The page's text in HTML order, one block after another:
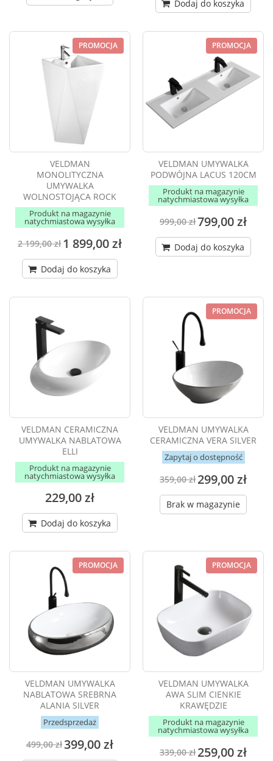
Dodaj do koszyka
PROMOCJA
VELDMAN
MONOLITYCZNA
UMYWALKA
WOLNOSTOJĄCA ROCK
Produkt na magazynie
natychmiastowa wysyłka
2 199,00 zł 1 899,00 zł
Dodaj do koszyka
PROMOCJA
VELDMAN UMYWALKA
PODWÓJNA LACUS 120CM
Produkt na magazynie
natychmiastowa wysyłka
999,00 zł799,00 zł
Dodaj do koszyka
VELDMAN CERAMICZNA
UMYWALKA NABLATOWA
ELLI
Produkt na magazynie
natychmiastowa wysyłka
229,00 zł
Dodaj do koszyka
PROMOCJA
VELDMAN UMYWALKA
CERAMICZNA VERA SILVER
Zapytaj o dostępność
359,00 zł299,00 zł
Brak w magazynie
PROMOCJA
VELDMAN UMYWALKA
NABLATOWA SREBRNA
ALANIA SILVER
Przedsprzedaż
499,00 zł399,00 zł
PROMOCJA
VELDMAN UMYWALKA
AWA SLIM CIENKIE
KRAWĘDZIE
Produkt na magazynie
natychmiastowa wysyłka
339,00 zł259,00 zł